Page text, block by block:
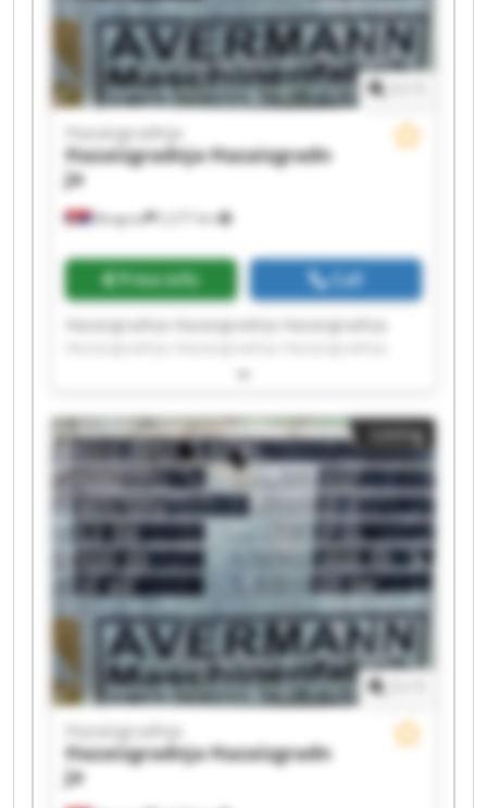
Beograd 2,277 km
Hazaizgradnja
HazaizgradnjaHazaizgradn
ja
Price info Call
Hazaizgradnja Hazaizgradnja Hazaizgradnja
Hazaizgradnja Hazaizgradnja Hazaizgradnja
Hazaizgradnja Hazaizgradnja Hazaizgradnja
Hazaizgradnja Hazaizgradnja Hazaizgradnja
Hazaizgradnja Hazaizgradnja
Listing
Hazaizgradnja
HazaizgradnjaHazaizgradn
ja